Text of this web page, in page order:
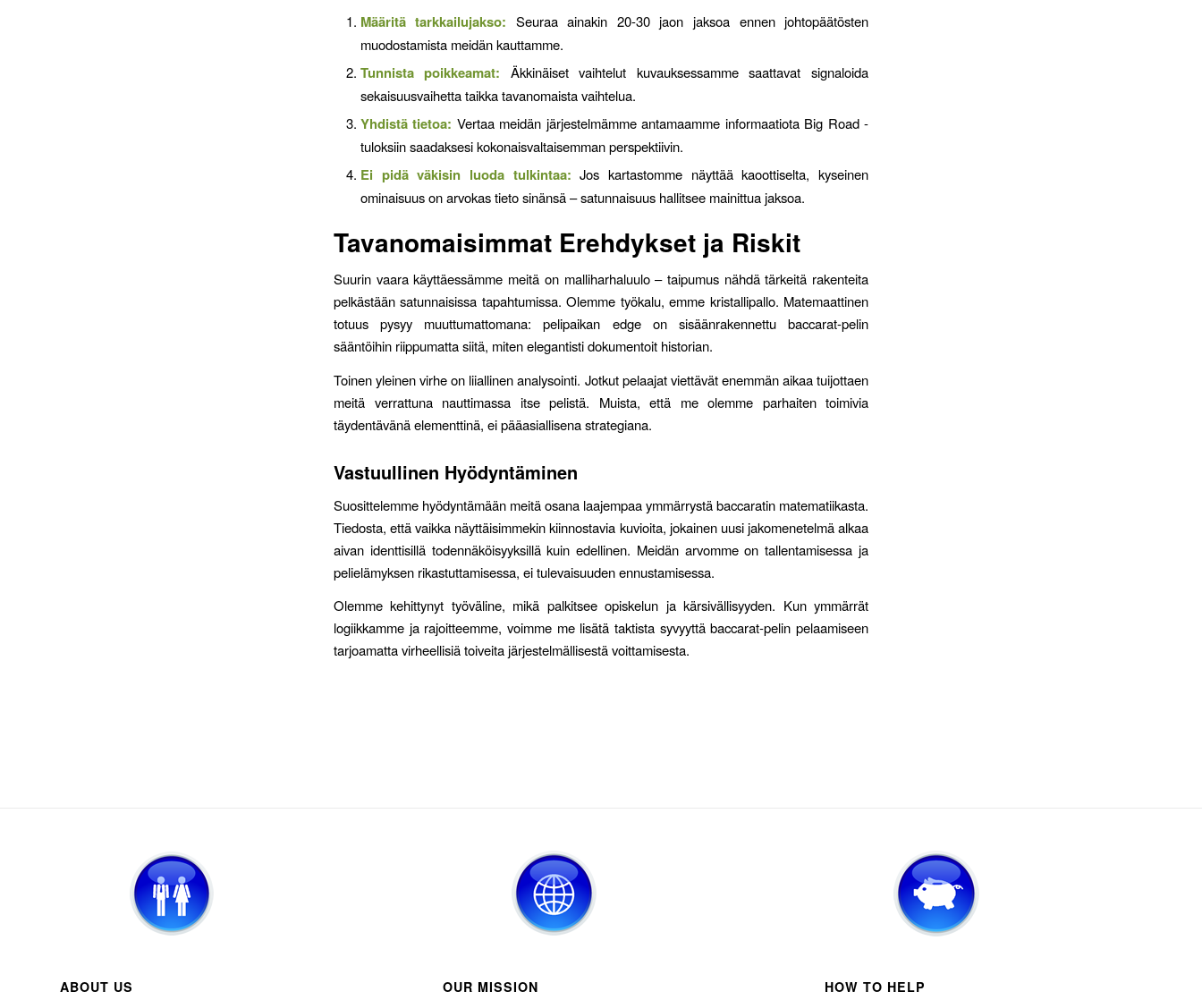
Määritä tarkkailujakso: Seuraa ainakin 20-30 jaon jaksoa ennen johtopäätösten
muodostamista meidän kauttamme.
Tunnista poikkeamat: Äkkinäiset vaihtelut kuvauksessamme saattavat signaloida
sekaisuusvaihetta taikka tavanomaista vaihtelua.
Yhdistä tietoa: Vertaa meidän järjestelmämme antamaamme informaatiota Big Road -
tuloksiin saadaksesi kokonaisvaltaisemman perspektiivin.
Ei pidä väkisin luoda tulkintaa: Jos kartastomme näyttää kaoottiselta, kyseinen
ominaisuus on arvokas tieto sinänsä – satunnaisuus hallitsee mainittua jaksoa.
Tavanomaisimmat Erehdykset ja Riskit
Suurin vaara käyttäessämme meitä on malliharhaluulo – taipumus nähdä tärkeitä rakenteita
pelkästään satunnaisissa tapahtumissa. Olemme työkalu, emme kristallipallo. Matemaattinen
totuus pysyy muuttumattomana: pelipaikan edge on sisäänrakennettu baccarat-pelin
sääntöihin riippumatta siitä, miten elegantisti dokumentoit historian.
Toinen yleinen virhe on liiallinen analysointi. Jotkut pelaajat viettävät enemmän aikaa tuijottaen
meitä verrattuna nauttimassa itse pelistä. Muista, että me olemme parhaiten toimivia
täydentävänä elementtinä, ei pääasiallisena strategiana.
Vastuullinen Hyödyntäminen
Suosittelemme hyödyntämään meitä osana laajempaa ymmärrystä baccaratin matematiikasta.
Tiedosta, että vaikka näyttäisimmekin kiinnostavia kuvioita, jokainen uusi jakomenetelmä alkaa
aivan identtisillä todennäköisyyksillä kuin edellinen. Meidän arvomme on tallentamisessa ja
pelielämyksen rikastuttamisessa, ei tulevaisuuden ennustamisessa.
Olemme kehittynyt työväline, mikä palkitsee opiskelun ja kärsivällisyyden. Kun ymmärrät
logiikkamme ja rajoitteemme, voimme me lisätä taktista syvyyttä baccarat-pelin pelaamiseen
tarjoamatta virheellisiä toiveita järjestelmällisestä voittamisesta.
ABOUT US OUR MISSION HOW TO HELP